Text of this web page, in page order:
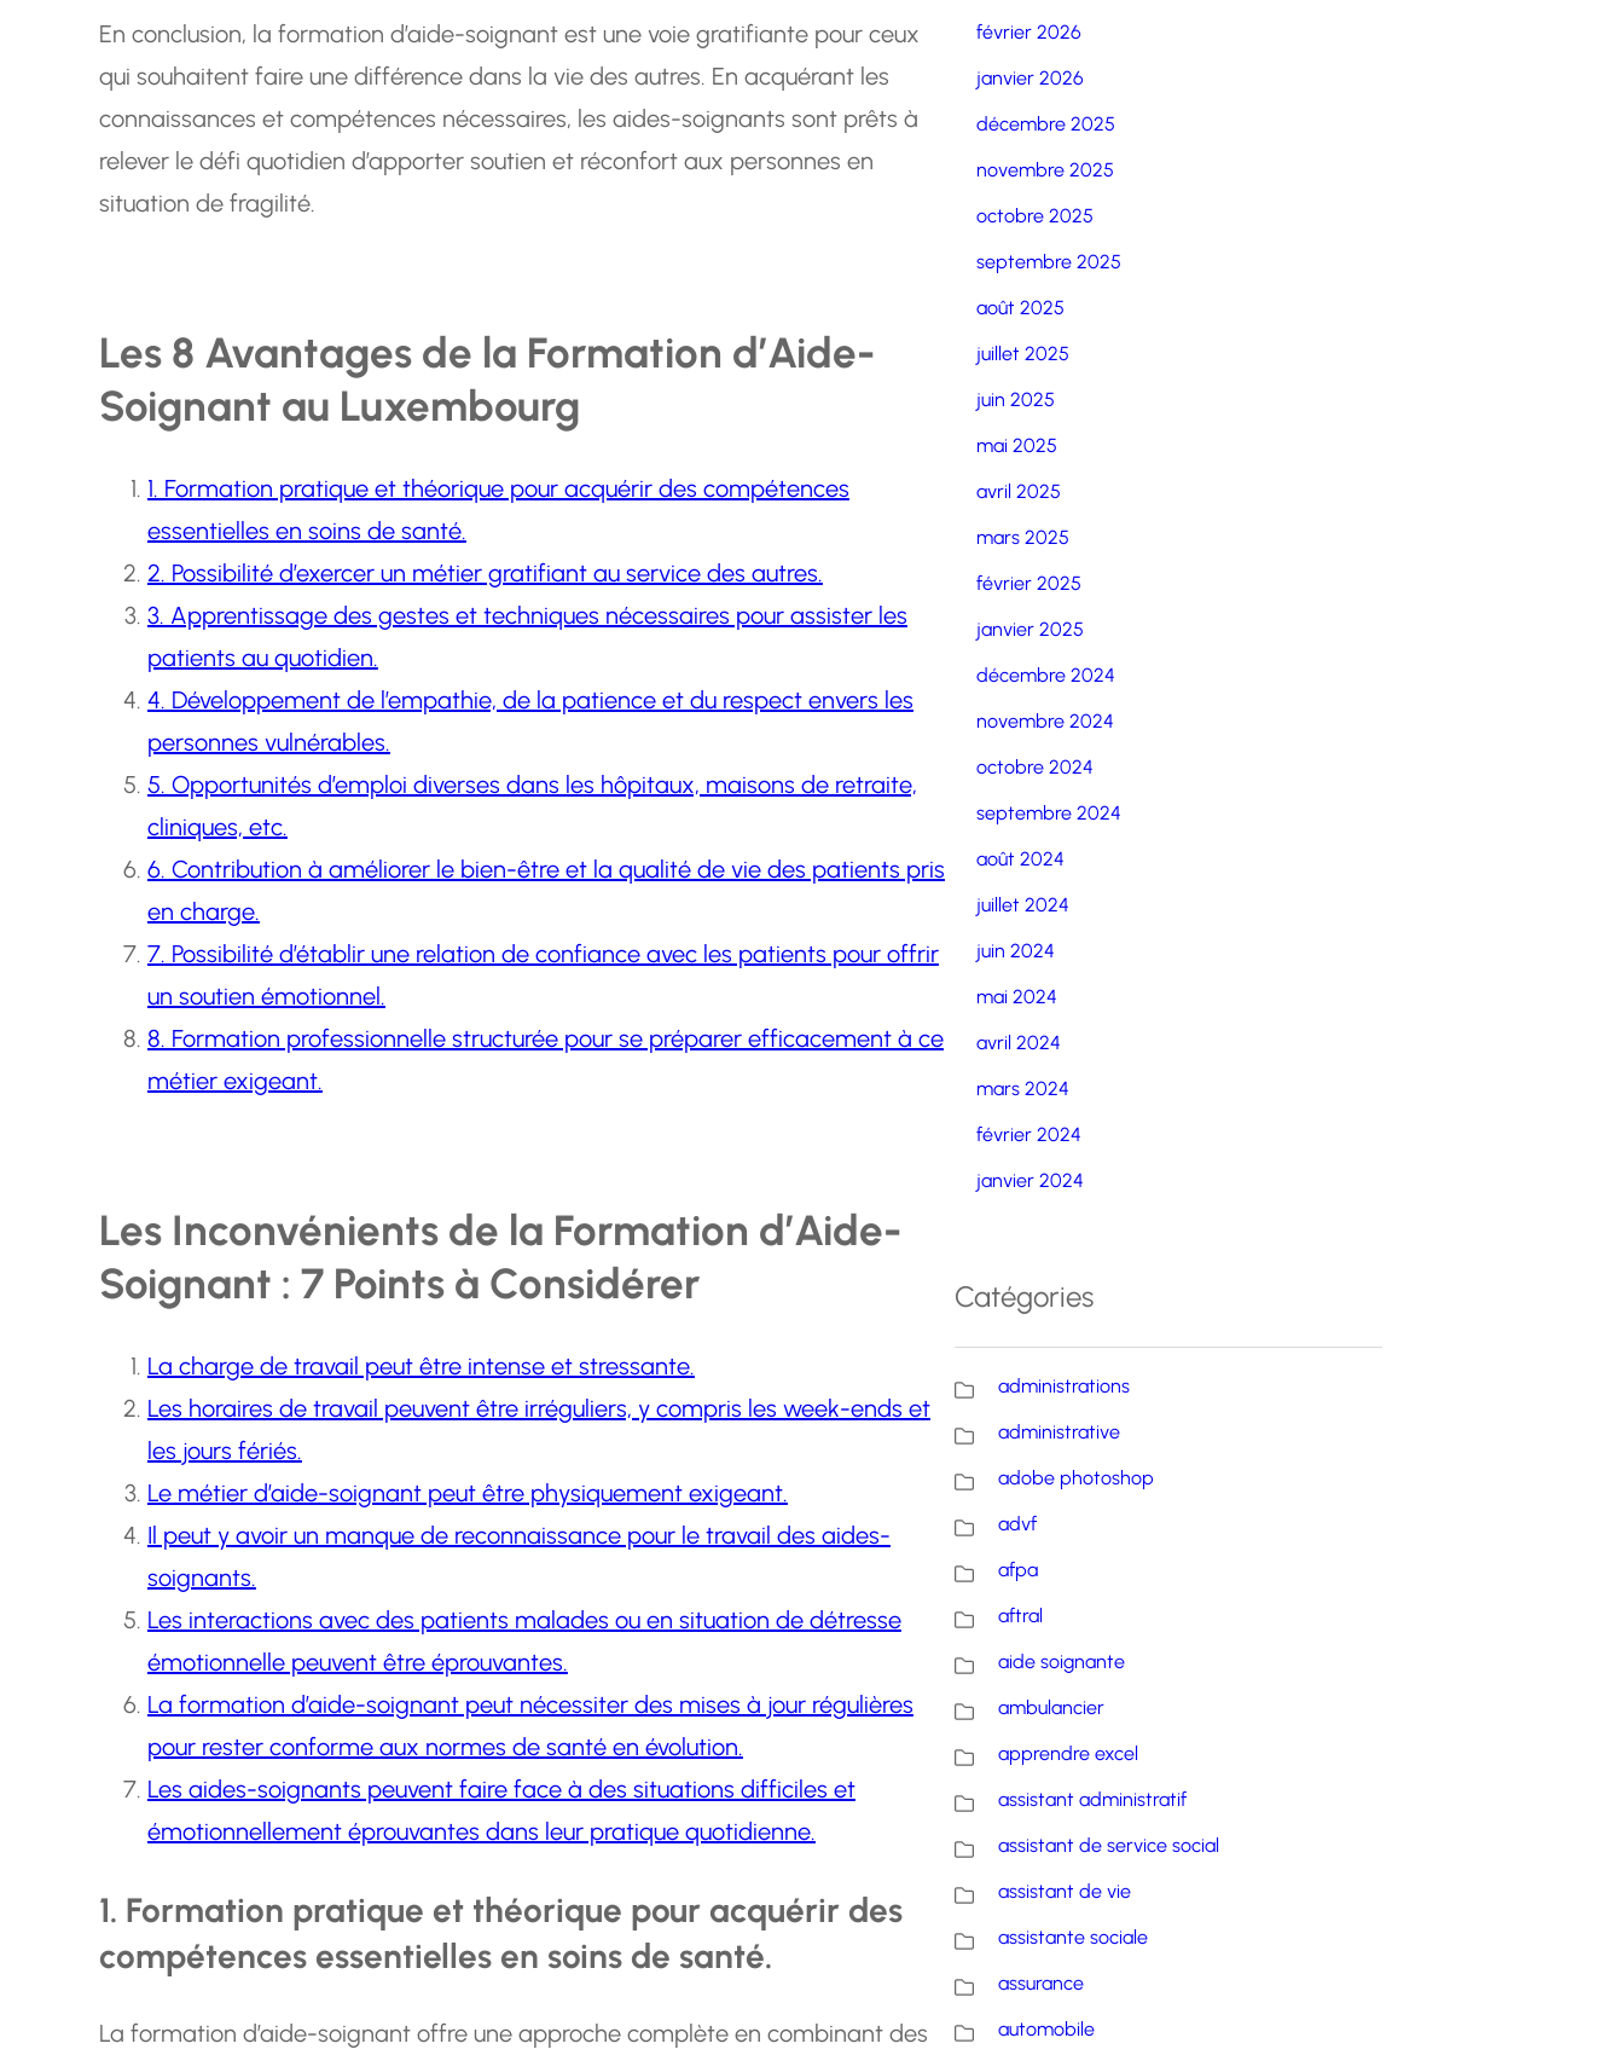
En conclusion, la formation d’aide-soignant est une voie gratifiante pour ceux
qui souhaitent faire une différence dans la vie des autres. En acquérant les
connaissances et compétences nécessaires, les aides-soignants sont prêts à
relever le défi quotidien d’apporter soutien et réconfort aux personnes en
situation de fragilité.
Les 8 Avantages de la Formation d’Aide-
Soignant au Luxembourg
1. Formation pratique et théorique pour acquérir des compétences
essentielles en soins de santé.
2. Possibilité d’exercer un métier gratifiant au service des autres.
3. Apprentissage des gestes et techniques nécessaires pour assister les
patients au quotidien.
4. Développement de l’empathie, de la patience et du respect envers les
personnes vulnérables.
5. Opportunités d’emploi diverses dans les hôpitaux, maisons de retraite,
cliniques, etc.
6. Contribution à améliorer le bien-être et la qualité de vie des patients pris
en charge.
7. Possibilité d’établir une relation de confiance avec les patients pour offrir
un soutien émotionnel.
8. Formation professionnelle structurée pour se préparer efficacement à ce
métier exigeant.
Les Inconvénients de la Formation d’Aide-
Soignant : 7 Points à Considérer
La charge de travail peut être intense et stressante.
Les horaires de travail peuvent être irréguliers, y compris les week-ends et
les jours fériés.
Le métier d’aide-soignant peut être physiquement exigeant.
Il peut y avoir un manque de reconnaissance pour le travail des aides-
soignants.
Les interactions avec des patients malades ou en situation de détresse
émotionnelle peuvent être éprouvantes.
La formation d’aide-soignant peut nécessiter des mises à jour régulières
pour rester conforme aux normes de santé en évolution.
Les aides-soignants peuvent faire face à des situations difficiles et
émotionnellement éprouvantes dans leur pratique quotidienne.
1. Formation pratique et théorique pour acquérir des
compétences essentielles en soins de santé.
La formation d’aide-soignant offre une approche complète en combinant des
février 2026
janvier 2026
décembre 2025
novembre 2025
octobre 2025
septembre 2025
août 2025
juillet 2025
juin 2025
mai 2025
avril 2025
mars 2025
février 2025
janvier 2025
décembre 2024
novembre 2024
octobre 2024
septembre 2024
août 2024
juillet 2024
juin 2024
mai 2024
avril 2024
mars 2024
février 2024
janvier 2024
Catégories
administrations
administrative
adobe photoshop
advf
afpa
aftral
aide soignante
ambulancier
apprendre excel
assistant administratif
assistant de service social
assistant de vie
assistante sociale
assurance
automobile